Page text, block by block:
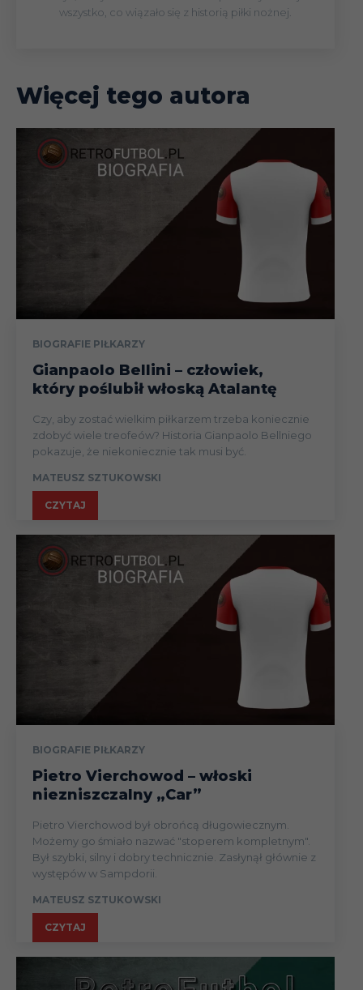
wszystko, co wiązało się z historią piłki nożnej.
Więcej tego autora
BIOGRAFIE PIŁKARZY
Gianpaolo Bellini – człowiek,
który poślubił włoską Atalantę
Czy, aby zostać wielkim piłkarzem trzeba koniecznie
zdobyć wiele treofeów? Historia Gianpaolo Bellniego
pokazuje, że niekoniecznie tak musi być.
MATEUSZ SZTUKOWSKI
CZYTAJ
BIOGRAFIE PIŁKARZY
Pietro Vierchowod – włoski
niezniszczalny „Car”
Pietro Vierchowod był obrońcą długowiecznym.
Możemy go śmiało nazwać "stoperem kompletnym".
Był szybki, silny i dobry technicznie. Zasłynął głównie z
występów w Sampdorii.
MATEUSZ SZTUKOWSKI
CZYTAJ